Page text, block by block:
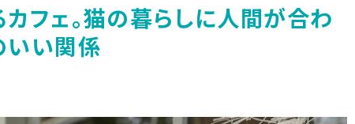
カフェ。猫の暮らしに人間が合わ
いい関係